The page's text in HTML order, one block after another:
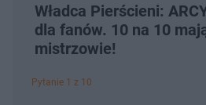
Władca Pierścieni:
dla fanów. 10 na 10
mistrzowie!
Pytanie 1 z 10